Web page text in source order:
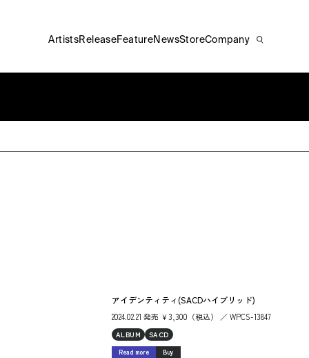
アイデンティティ(SACDハイブリッド)
2024.02.21 発売 ￥3,300（税込） ／ WPCS-13847
ALBUM SACD
Read more Buy
ArtistsReleaseFeature NewsStoreCompany